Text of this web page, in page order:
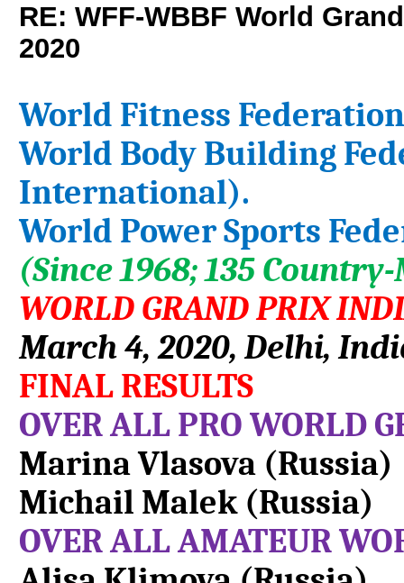
RE: WFF-WBBF World
2020
World Fitness
World Body Building
International).
World Power Sports
(Since 1968; 135
WORLD GRAND PRIX
March 4, 2020, Delhi,
FINAL RESULTS
OVER ALL PRO WORLD
Marina Vlasova (Russia)
Michail Malek (Russia)
OVER ALL AMATEUR